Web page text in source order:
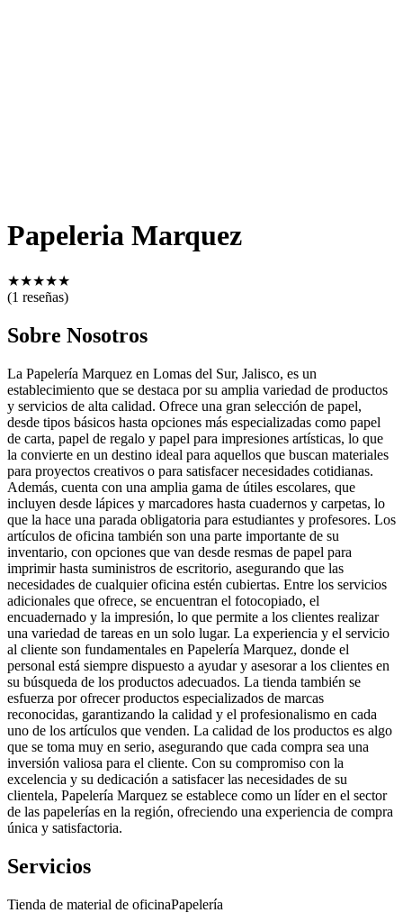
Papeleria Marquez
★★★★★
(1 reseñas)
Sobre Nosotros
La Papelería Marquez en Lomas del Sur, Jalisco, es un
establecimiento que se destaca por su amplia variedad de productos
y servicios de alta calidad. Ofrece una gran selección de papel,
desde tipos básicos hasta opciones más especializadas como papel
de carta, papel de regalo y papel para impresiones artísticas, lo que
la convierte en un destino ideal para aquellos que buscan materiales
para proyectos creativos o para satisfacer necesidades cotidianas.
Además, cuenta con una amplia gama de útiles escolares, que
incluyen desde lápices y marcadores hasta cuadernos y carpetas, lo
que la hace una parada obligatoria para estudiantes y profesores. Los
artículos de oficina también son una parte importante de su
inventario, con opciones que van desde resmas de papel para
imprimir hasta suministros de escritorio, asegurando que las
necesidades de cualquier oficina estén cubiertas. Entre los servicios
adicionales que ofrece, se encuentran el fotocopiado, el
encuadernado y la impresión, lo que permite a los clientes realizar
una variedad de tareas en un solo lugar. La experiencia y el servicio
al cliente son fundamentales en Papelería Marquez, donde el
personal está siempre dispuesto a ayudar y asesorar a los clientes en
su búsqueda de los productos adecuados. La tienda también se
esfuerza por ofrecer productos especializados de marcas
reconocidas, garantizando la calidad y el profesionalismo en cada
uno de los artículos que venden. La calidad de los productos es algo
que se toma muy en serio, asegurando que cada compra sea una
inversión valiosa para el cliente. Con su compromiso con la
excelencia y su dedicación a satisfacer las necesidades de su
clientela, Papelería Marquez se establece como un líder en el sector
de las papelerías en la región, ofreciendo una experiencia de compra
única y satisfactoria.
Servicios
Tienda de material de oficinaPapelería